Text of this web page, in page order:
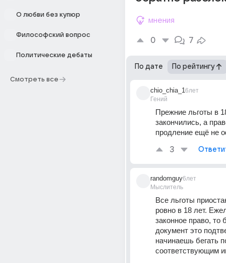
О любви без купюр
Философский вопрос
Политические дебаты
Смотреть все
мнения
0 7
По дате По рейтингу
chio_chia_1
Гений
6лет
Прежние льготы в
закончились, а
продление ещё не
3
randomguy
Мыслитель
6лет
Все льготы
ровно в 18 лет.
законное право, то
документ это
начинаешь бегать
соответствующим